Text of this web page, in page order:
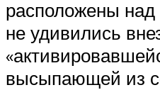
расположены
не удивились
высыпающей из